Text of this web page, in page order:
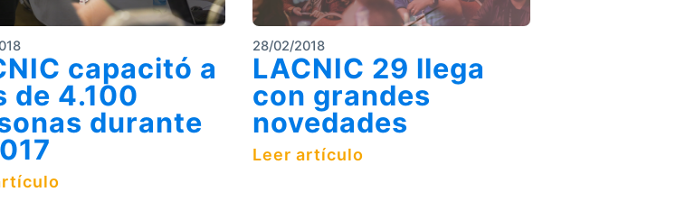
capacitó a
de 4.100
durante
28/02/2018
LACNIC 29 llega
con grandes
novedades
Leer artículo